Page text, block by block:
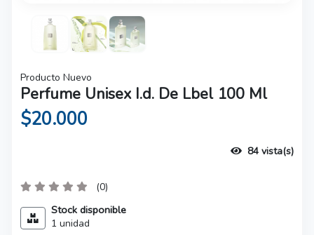
Producto Nuevo
Perfume Unisex I.d. De Lbel 100 Ml
$20.000
84 vista(s)
(0)
Stock disponible
1 unidad